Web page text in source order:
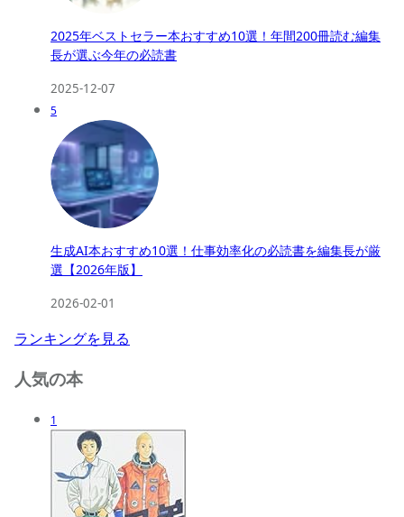
2025年ベストセラー本おすすめ10選！年間200冊読む編集
長が選ぶ今年の必読書
2025-12-07
5
生成AI本おすすめ10選！仕事効率化の必読書を編集長が厳
選【2026年版】
2026-02-01
ランキングを見る
人気の本
1